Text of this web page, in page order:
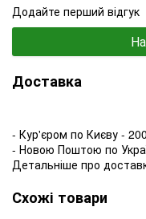
Додайте перший відгук
Доставка
- Кур'єром по Києву -
- Новою Поштою по
Детальніше про
Схожі товари